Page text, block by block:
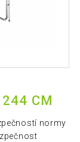
244 CM
normy